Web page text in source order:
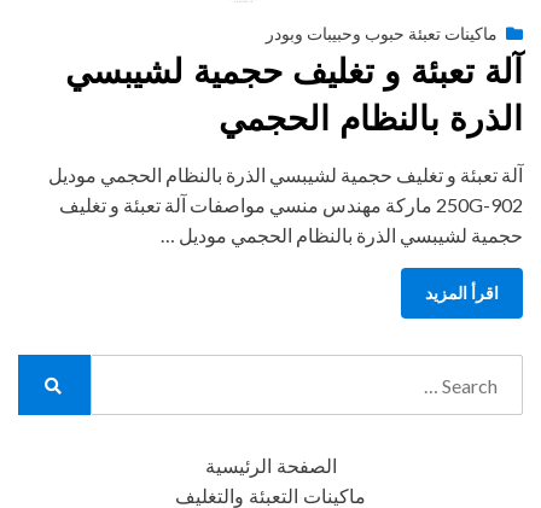
byengmansyPosted
on
أبريل 9, 2019
ماكينات تعبئة حبوب وحبيبات وبودر
آلة تعبئة و تغليف حجمية لشيبسي
الذرة بالنظام الحجمي
آلة تعبئة و تغليف حجمية لشيبسي الذرة بالنظام الحجمي موديل
902-250G ماركة مهندس منسي مواصفات آلة تعبئة و تغليف
حجمية لشيبسي الذرة بالنظام الحجمي موديل …
اقرأ المزيد
الصفحة الرئيسية
ماكينات التعبئة والتغليف